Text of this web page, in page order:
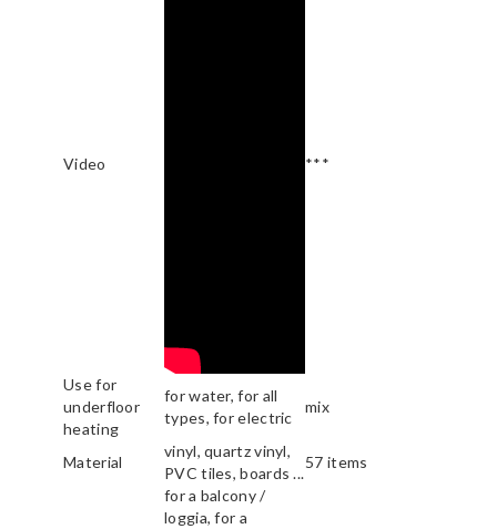
Video ***
Use for
underfloor
heating
for water, for all
types, for electric
mix
Material
vinyl, quartz vinyl,
PVC tiles, boards ...
57 items
for a balcony /
loggia, for a